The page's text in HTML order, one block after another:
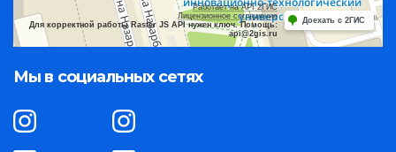
Работает на API 2ГИС
Лицензионное соглашение
Для корректной работы Raster JS API нужен ключ. Помощь:
api@2gis.ru
Доехать с 2ГИС
Мы в социальных сетях